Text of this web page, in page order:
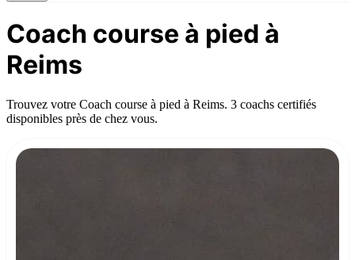
Coach course à pied à
Reims
Trouvez votre Coach course à pied à Reims. 3 coachs certifiés
disponibles près de chez vous.